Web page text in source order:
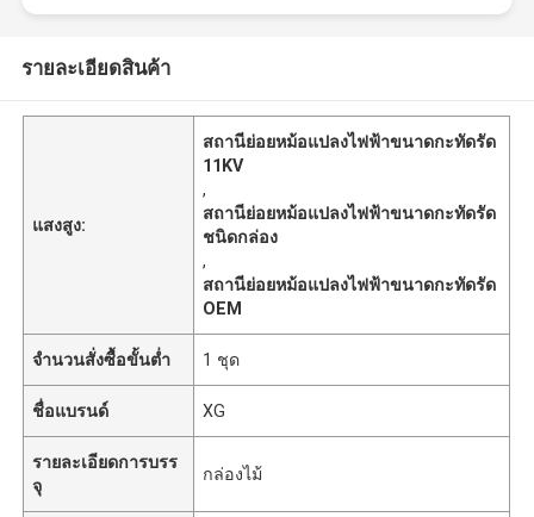
รายละเอียดสินค้า
แสงสูง:
สถานีย่อยหม้อแปลงไฟฟ้าขนาดกะทัดรัด
11KV
,
สถานีย่อยหม้อแปลงไฟฟ้าขนาดกะทัดรัด
ชนิดกล่อง
,
สถานีย่อยหม้อแปลงไฟฟ้าขนาดกะทัดรัด
OEM
จำนวนสั่งซื้อขั้นต่ำ 1 ชุด
ชื่อแบรนด์ XG
รายละเอียดการบรร
จุ
กล่องไม้